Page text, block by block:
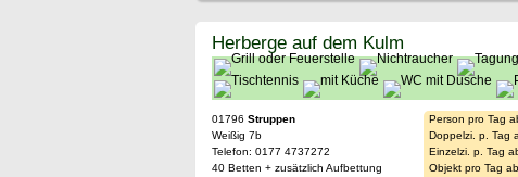
Herberge auf dem Kulm
01796 Struppen
Weißig 7b
Telefon: 0177 4737272
40 Betten + zusätzlich Aufbettung
Person pro Tag
Doppelzi. p. Tag
Einzelzi. p. Tag
Objekt pro Tag